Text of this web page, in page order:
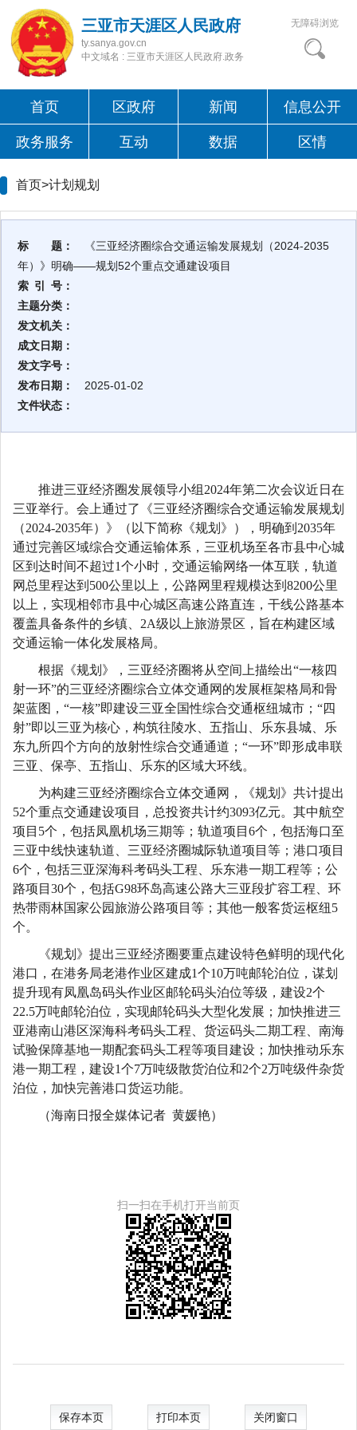
三亚市天涯区人民政府
ty.sanya.gov.cn
中文域名 : 三亚市天涯区人民政府.政务
无障碍浏览
首页 区政府 新闻 信息公开
政务服务 互动 数据 区情
首页>计划规划
标 题：
《三亚经济圈综合交通运输发展规划（2024-2035
年）》明确——规划52个重点交通建设项目
索 引 号：
主题分类：
发文机关：
成文日期：
发文字号：
发布日期：
2025-01-02
文件状态：
推进三亚经济圈发展领导小组2024年第二次会议近日在
三亚举行。会上通过了《三亚经济圈综合交通运输发展规划
（2024-2035年）》（以下简称《规划》），明确到2035年
通过完善区域综合交通运输体系，三亚机场至各市县中心城
区到达时间不超过1个小时，交通运输网络一体互联，轨道
网总里程达到500公里以上，公路网里程规模达到8200公里
以上，实现相邻市县中心城区高速公路直连，干线公路基本
覆盖具备条件的乡镇、2A级以上旅游景区，旨在构建区域
交通运输一体化发展格局。
根据《规划》，三亚经济圈将从空间上描绘出“一核四
射一环”的三亚经济圈综合立体交通网的发展框架格局和骨
架蓝图，“一核”即建设三亚全国性综合交通枢纽城市；“四
射”即以三亚为核心，构筑往陵水、五指山、乐东县城、乐
东九所四个方向的放射性综合交通通道；“一环”即形成串联
三亚、保亭、五指山、乐东的区域大环线。
为构建三亚经济圈综合立体交通网，《规划》共计提出
52个重点交通建设项目，总投资共计约3093亿元。其中航空
项目5个，包括凤凰机场三期等；轨道项目6个，包括海口至
三亚中线快速轨道、三亚经济圈城际轨道项目等；港口项目
6个，包括三亚深海科考码头工程、乐东港一期工程等；公
路项目30个，包括G98环岛高速公路大三亚段扩容工程、环
热带雨林国家公园旅游公路项目等；其他一般客货运枢纽5
个。
《规划》提出三亚经济圈要重点建设特色鲜明的现代化
港口，在港务局老港作业区建成1个10万吨邮轮泊位，谋划
提升现有凤凰岛码头作业区邮轮码头泊位等级，建设2个
22.5万吨邮轮泊位，实现邮轮码头大型化发展；加快推进三
亚港南山港区深海科考码头工程、货运码头二期工程、南海
试验保障基地一期配套码头工程等项目建设；加快推动乐东
港一期工程，建设1个7万吨级散货泊位和2个2万吨级件杂货
泊位，加快完善港口货运功能。
（海南日报全媒体记者 黄媛艳）
扫一扫在手机打开当前页
保存本页 打印本页 关闭窗口